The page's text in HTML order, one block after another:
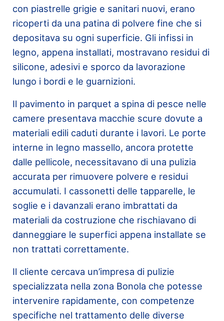
con piastrelle grigie e sanitari nuovi, erano
ricoperti da una patina di polvere fine che si
depositava su ogni superficie. Gli infissi in
legno, appena installati, mostravano residui di
silicone, adesivi e sporco da lavorazione
lungo i bordi e le guarnizioni.
Il pavimento in parquet a spina di pesce nelle
camere presentava macchie scure dovute a
materiali edili caduti durante i lavori. Le porte
interne in legno massello, ancora protette
dalle pellicole, necessitavano di una pulizia
accurata per rimuovere polvere e residui
accumulati. I cassonetti delle tapparelle, le
soglie e i davanzali erano imbrattati da
materiali da costruzione che rischiavano di
danneggiare le superfici appena installate se
non trattati correttamente.
Il cliente cercava un’impresa di pulizie
specializzata nella zona Bonola che potesse
intervenire rapidamente, con competenze
specifiche nel trattamento delle diverse